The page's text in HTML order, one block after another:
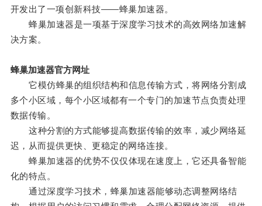
开发出了一项创新科技——蜂巢加速器。
蜂巢加速器是一项基于深度学习技术的高效网络加速解
决方案。
蜂巢加速器官方网址
它模仿蜂巢的组织结构和信息传输方式，将网络分割成
多个小区域，每个小区域都有一个专门的加速节点负责处理
数据传输。
这种分割的方式能够提高数据传输的效率，减少网络延
迟，从而提供更快、更稳定的网络连接。
蜂巢加速器的优势不仅仅体现在速度上，它还具备智能
化的特点。
通过深度学习技术，蜂巢加速器能够动态调整网络结